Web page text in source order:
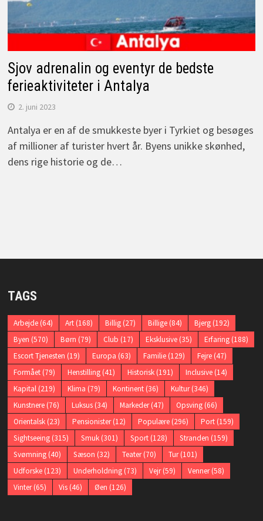
Sjov adrenalin og eventyr de bedste
ferieaktiviteter i Antalya
2. juni 2023
Antalya er en af de smukkeste byer i Tyrkiet og besøges
af millioner af turister hvert år. Byens unikke skønhed,
dens rige historie og de…
TAGS
Arbejde(64) Art(168) Billig(27) Billige(84) Bjerg(192)
Byen (570) Børn (79) Club (17) Eksklusive(35) Erfaring(188)
Escort Tjenesten (19) Europa (63) Familie(129) Fejre(47)
Formået(79) Henstilling(41) Historisk(191) Inclusive(14)
Kapital(219) Klima (79) Kontinent(36) Kultur(346)
Kunstnere(76) Luksus(34) Markeder(47) Opsving(66)
Orientalsk(23) Pensionister(12) Populære(296) Port(159)
Sightseeing(315) Smuk(301) Sport(128) Stranden (159)
Svømning(40) Sæson (32) Teater(70) Tur(101)
Udforske(123) Underholdning(73) Vejr(59) Venner(58)
Vinter(65) Vis(46) Øen (126)